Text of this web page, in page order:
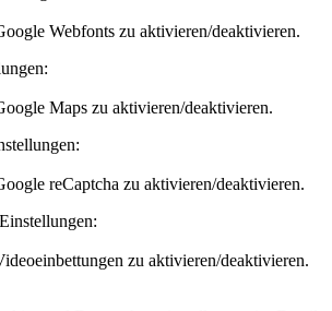
Webfonts zu aktivieren/deaktivieren.
Maps zu aktivieren/deaktivieren.
reCaptcha zu aktivieren/deaktivieren.
zu aktivieren/deaktivieren.